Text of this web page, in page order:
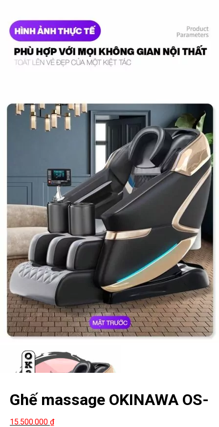
Ghế massage OKINAWA OS-
207
15.500.000 ₫